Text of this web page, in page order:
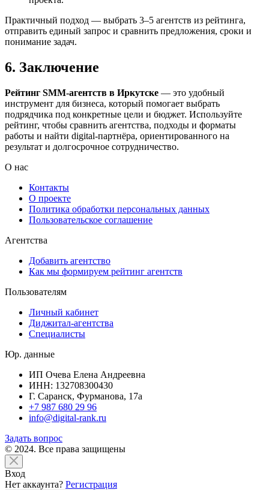
Практичный подход — выбрать 3–5 агентств из рейтинга,
отправить единый запрос и сравнить предложения, сроки и
понимание задач.
6. Заключение
Рейтинг SMM‑агентств в Иркутске — это удобный
инструмент для бизнеса, который помогает выбрать
подрядчика под конкретные цели и бюджет. Используйте
рейтинг, чтобы сравнить агентства, подходы и форматы
работы и найти digital-партнёра, ориентированного на
результат и долгосрочное сотрудничество.
О нас
Контакты
О проекте
Политика обработки персональных данных
Пользовательское соглашение
Агентства
Добавить агентство
Как мы формируем рейтинг агентств
Пользователям
Личный кабинет
Диджитал-агентства
Специалисты
Юр. данные
ИП Очева Елена Андреевна
ИНН: 132708300430
Г. Саранск, Фурманова, 17а
+7 987 680 29 96
info@digital-rank.ru
Задать вопрос
© 2024. Все права защищены
Вход
Нет аккаунта? Регистрация